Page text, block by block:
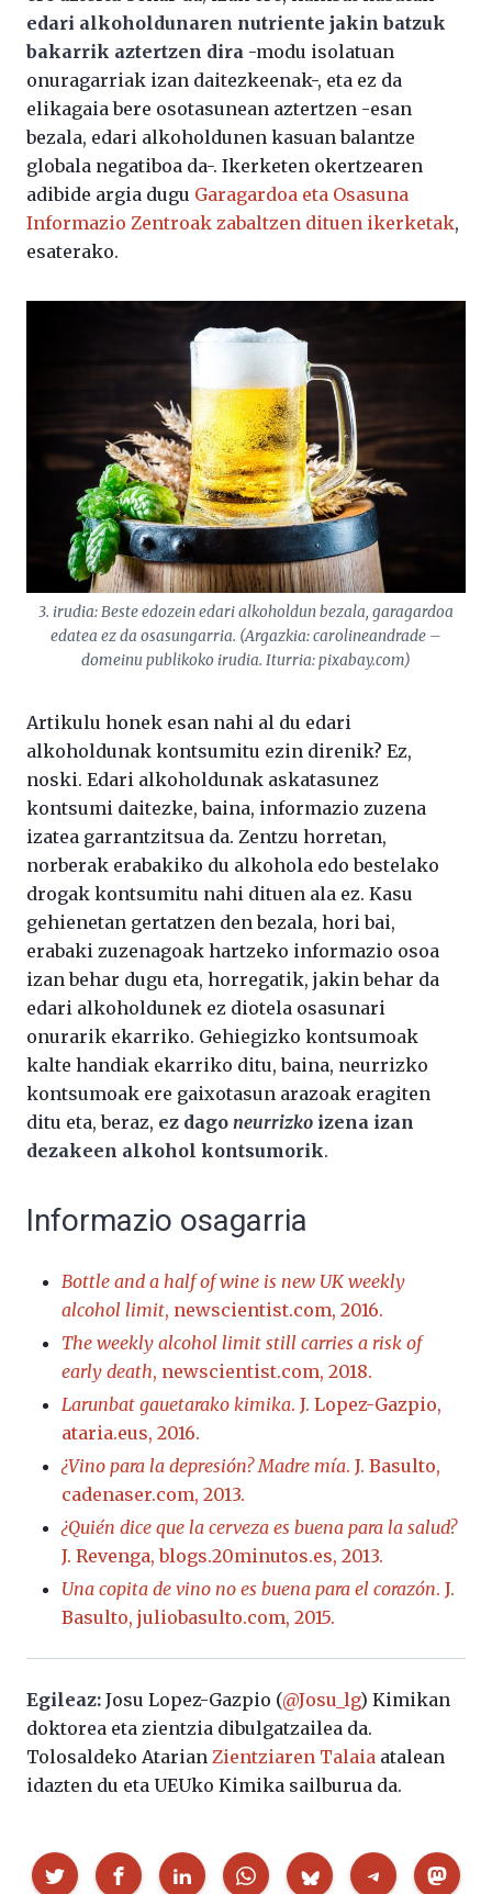
edari alkoholdunaren nutriente jakin batzuk
bakarrik aztertzen dira -modu isolatuan
onuragarriak izan daitezkeenak-, eta ez da
elikagaia bere osotasunean aztertzen -esan
bezala, edari alkoholdunen kasuan balantze
globala negatiboa da-. Ikerketen okertzearen
adibide argia dugu Garagardoa eta Osasuna
Informazio Zentroak zabaltzen dituen ikerketak,
esaterako.
3. irudia: Beste edozein edari alkoholdun bezala, garagardoa
edatea ez da osasungarria. (Argazkia: carolineandrade –
domeinu publikoko irudia. Iturria: pixabay.com)
Artikulu honek esan nahi al du edari
alkoholdunak kontsumitu ezin direnik? Ez,
noski. Edari alkoholdunak askatasunez
kontsumi daitezke, baina, informazio zuzena
izatea garrantzitsua da. Zentzu horretan,
norberak erabakiko du alkohola edo bestelako
drogak kontsumitu nahi dituen ala ez. Kasu
gehienetan gertatzen den bezala, hori bai,
erabaki zuzenagoak hartzeko informazio osoa
izan behar dugu eta, horregatik, jakin behar da
edari alkoholdunek ez diotela osasunari
onurarik ekarriko. Gehiegizko kontsumoak
kalte handiak ekarriko ditu, baina, neurrizko
kontsumoak ere gaixotasun arazoak eragiten
ditu eta, beraz, ez dago neurrizko izena izan
dezakeen alkohol kontsumorik.
Informazio osagarria
Bottle and a half of wine is new UK weekly
alcohol limit, newscientist.com, 2016.
The weekly alcohol limit still carries a risk of
early death, newscientist.com, 2018.
Larunbat gauetarako kimika. J. Lopez-Gazpio,
ataria.eus, 2016.
¿Vino para la depresión? Madre mía. J. Basulto,
cadenaser.com, 2013.
¿Quién dice que la cerveza es buena para la salud?
J. Revenga, blogs.20minutos.es, 2013.
Una copita de vino no es buena para el corazón. J.
Basulto, juliobasulto.com, 2015.
Egileaz: Josu Lopez-Gazpio (@Josu_lg) Kimikan
doktorea eta zientzia dibulgatzailea da.
Tolosaldeko Atarian Zientziaren Talaia atalean
idazten du eta UEUko Kimika sailburua da.
Partekatu